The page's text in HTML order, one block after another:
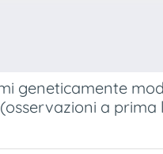
geneticamente
a prima